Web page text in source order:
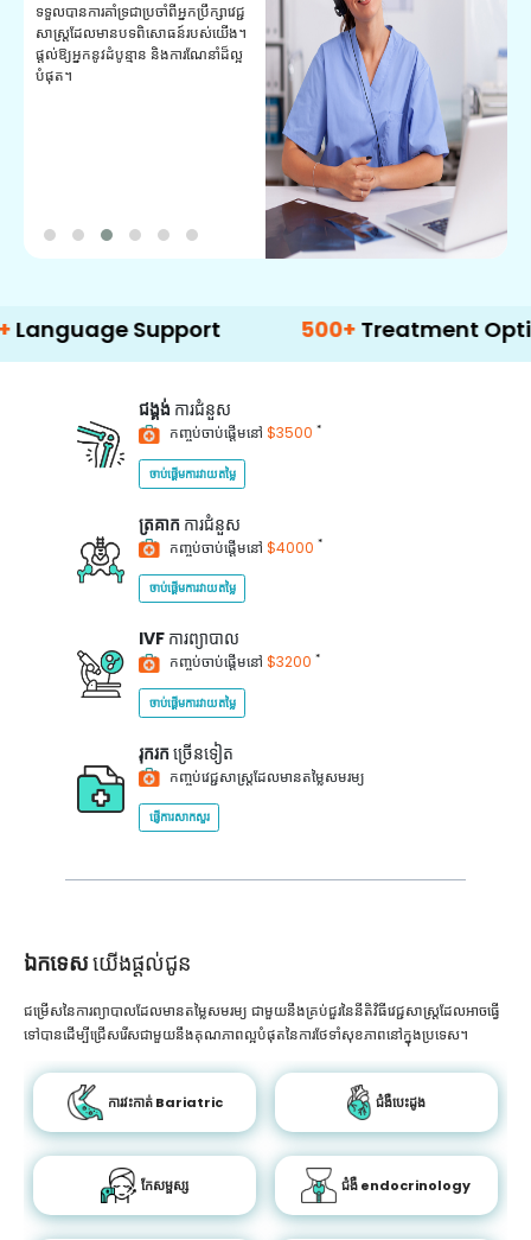
ទទួលបានការគាំទ្រជាប្រចាំពីអ្នកប្រឹក្សាវេជ្ជ
សាស្ត្រដែលមានបទពិសោធន៍របស់យើង។
ផ្តល់ឱ្យអ្នកនូវដំបូន្មាន និងការណែនាំដ៏ល្អ
បំផុត។
Support 500+ Treatment Options
ជង្គង់ ការជំនួស
កញ្ចប់ចាប់ផ្តើមនៅ $3500 *
ចាប់ផ្តើមការវាយតម្លៃ
ត្រគាក ការជំនួស
កញ្ចប់ចាប់ផ្តើមនៅ $4000 *
ចាប់ផ្តើមការវាយតម្លៃ
IVF ការព្យាបាល
កញ្ចប់ចាប់ផ្តើមនៅ $3200 *
ចាប់ផ្តើមការវាយតម្លៃ
រុករក ច្រើនទៀត
កញ្ចប់វេជ្ជសាស្ត្រដែលមានតម្លៃសមរម្យ
ផ្ញើការសាកសួរ
ឯកទេសយើងផ្តល់ជូន
ជម្រើសនៃការព្យាបាលដែលមានតម្លៃសមរម្យ ជាមួយនឹងគ្រប់ជួរនៃនីតិវិធីវេជ្ជសាស្រ្តដែលអាចធ្វើ
ទៅបានដើម្បីជ្រើសរើសជាមួយនឹងគុណភាពល្អបំផុតនៃការថែទាំសុខភាពនៅក្នុងប្រទេស។
ការវះកាត់ Bariatric ជំងឺបេះដូង
កែសម្ផស្ស ជំងឺ endocrinology